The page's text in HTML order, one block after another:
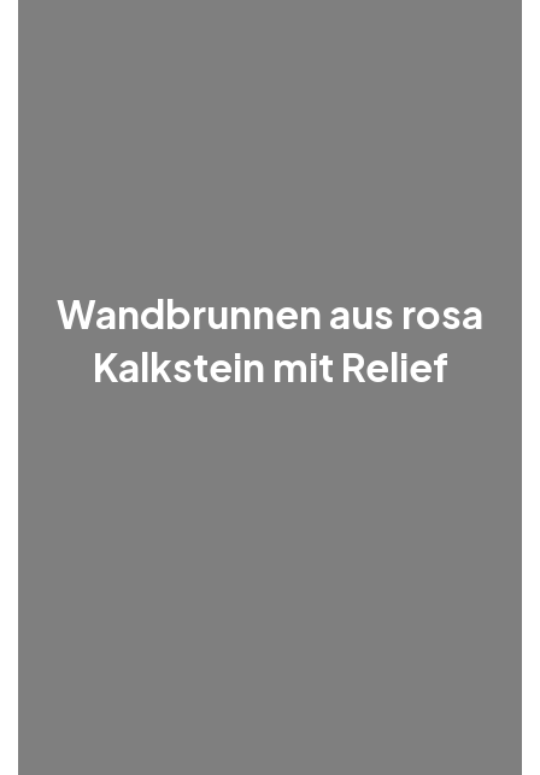
Wandbrunnen aus rosa
Kalkstein mit Relief